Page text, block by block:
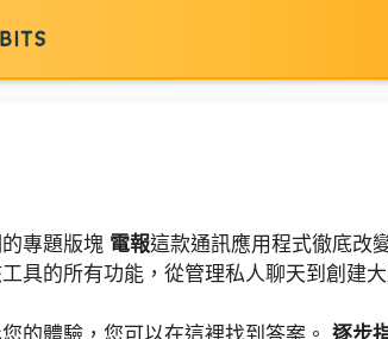
專題版塊 電報這款通訊應用程式徹底改
具的所有功能，從管理私人聊天到創建
的體驗，您可以在這裡找到答案。 逐步